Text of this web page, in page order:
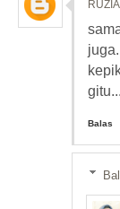
Balas